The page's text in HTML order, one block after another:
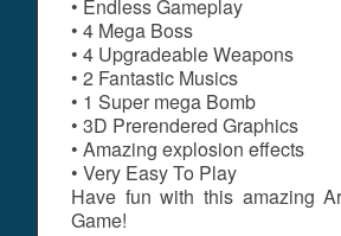
• Endless Gameplay
• 4 Mega Boss
• 4 Upgradeable Weapons
• 2 Fantastic Musics
• 1 Super mega Bomb
• 3D Prerendered Graphics
• Amazing explosion effects
• Very Easy To Play
Have fun with this amazing
Game!